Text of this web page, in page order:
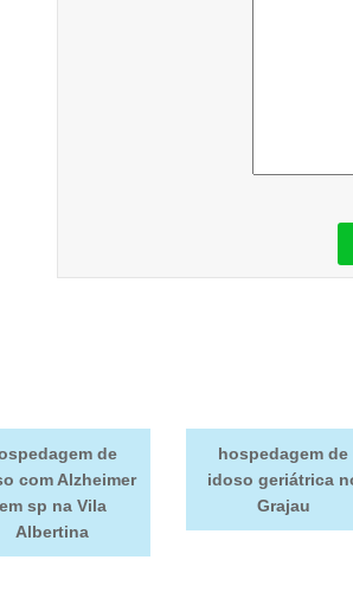
de
com Alzheimer
em sp na Vila
Albertina
hospedagem de
idoso geriátrica
Grajau